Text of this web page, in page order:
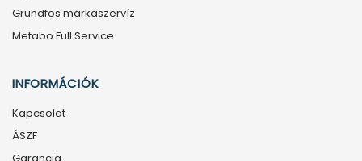
Grundfos márkaszervíz
Metabo Full Service
INFORMÁCIÓK
Kapcsolat
ÁSZF